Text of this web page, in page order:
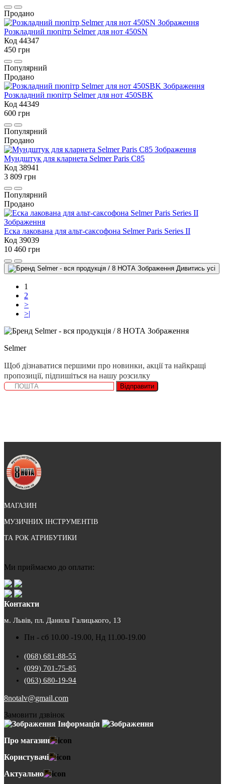
Продано
Розкладний пюпітр Selmer для нот 450SN
Код 44347
450 грн
Популярний
Продано
Розкладний пюпітр Selmer для нот 450SBK
Код 44349
600 грн
Популярний
Продано
Мундштук для кларнета Selmer Paris С85
Код 38941
3 809 грн
Популярний
Продано
Еска лакована для альт-саксофона Selmer Paris Series II
Код 39039
10 460 грн
Дивитись усі
1
2
>
>|
Selmer
Щоб дізнаватися першими про новинки, акції та найкращі
пропозиції, підпишіться на нашу розсилку
Відправити
МАГАЗИН
МУЗИЧНИХ ІНСТРУМЕНТІВ
ТА РОК АТРИБУТИКИ
Ми приймаємо до оплати:
Контакти
м. Львів, пл. Данила Галицького, 13
Пн - сб 10.00 -19.00, Нд 11.00-19.00
(068) 681-88-55
(099) 701-75-85
(063) 680-19-94
8notalv@gmail.com
Замовити дзвінок
Інформація
Про магазин
Користувачі
Актуально